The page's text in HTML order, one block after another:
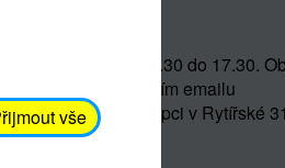
11 do 15 a od 15.30 do 17.30.
(prostřednictvím emailu
655 547) na recepci v Rytířské
vše